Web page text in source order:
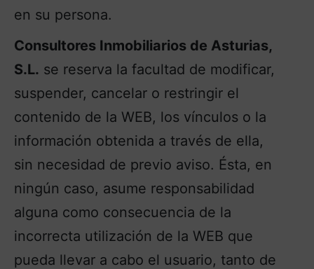
en su persona.
Consultores Inmobiliarios de Asturias,
S.L. se reserva la facultad de modificar,
suspender, cancelar o restringir el
contenido de la WEB, los vínculos o la
información obtenida a través de ella,
sin necesidad de previo aviso. Ésta, en
ningún caso, asume responsabilidad
alguna como consecuencia de la
incorrecta utilización de la WEB que
pueda llevar a cabo el usuario, tanto de